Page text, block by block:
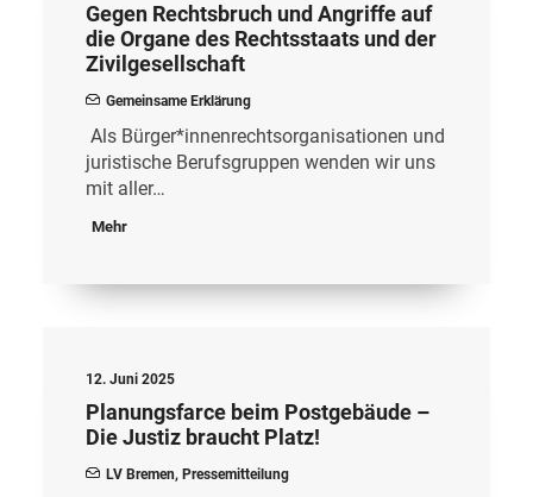
Gegen Rechtsbruch und Angriffe auf
die Organe des Rechtsstaats und der
Zivilgesellschaft
Gemeinsame Erklärung
Als Bürger*innenrechtsorganisationen und
juristische Berufsgruppen wenden wir uns
mit aller…
Mehr
12. Juni 2025
Planungsfarce beim Postgebäude –
Die Justiz braucht Platz!
LV Bremen, Pressemitteilung